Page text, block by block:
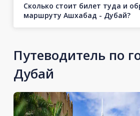
Сколько стоит билет туда и
маршруту Ашхабад - Дубай?
Путеводитель по
Дубай